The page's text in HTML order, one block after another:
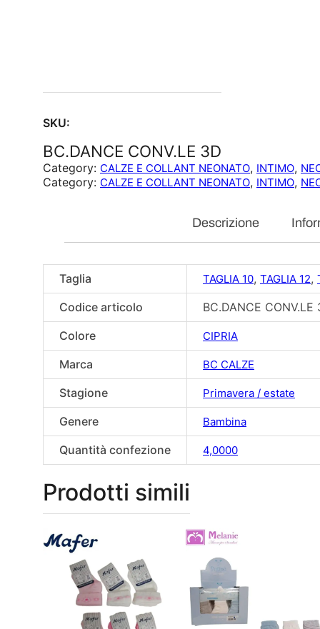
SKU:
BC.DANCE CONV.LE 3D
Category: CALZE E COLLANT NEONATO, INTIMO,
Category: CALZE E COLLANT NEONATO, INTIMO,
Descrizione
Taglia TAGLIA 10, TAGLIA 12,
Codice articolo
BC.DANCE CONV.LE
Colore
CIPRIA
Marca BC CALZE
Stagione Primavera / estate
Genere Bambina
Quantità confezione 4,0000
Prodotti simili